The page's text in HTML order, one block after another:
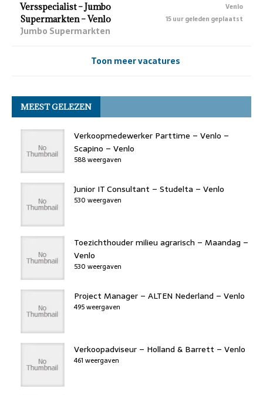
Versspecialist – Jumbo
Supermarkten – Venlo
Jumbo Supermarkten
Venlo
15 uur geleden geplaatst
Toon meer vacatures
MEEST GELEZEN
Verkoopmedewerker Parttime – Venlo –
Scapino – Venlo
588 weergaven
Junior IT Consultant – Studelta – Venlo
530 weergaven
Toezichthouder milieu agrarisch – Maandag –
Venlo
530 weergaven
Project Manager – ALTEN Nederland – Venlo
495 weergaven
Verkoopadviseur – Holland & Barrett – Venlo
461 weergaven